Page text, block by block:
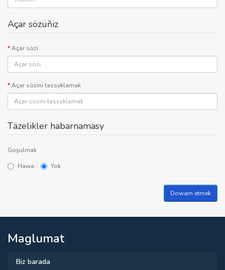
Açar sözüňiz
Açar sözi
Açar sözini tassyklamak
Täzelikler habarnamasy
Goşulmak
Hawa
Ýok
Maglumat
Biz barada